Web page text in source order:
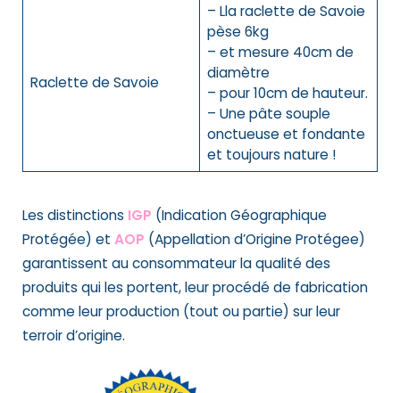
Raclette de Savoie
– Lla raclette de Savoie
pèse 6kg
– et mesure 40cm de
diamètre
– pour 10cm de hauteur.
– Une pâte souple
onctueuse et fondante
et toujours nature !
Les distinctions IGP (Indication Géographique
Protégée) et AOP (Appellation d’Origine Protégee)
garantissent au consommateur la qualité des
produits qui les portent, leur procédé de fabrication
comme leur production (tout ou partie) sur leur
terroir d’origine.